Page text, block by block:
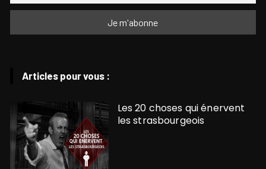
Articles pour vous :
Les 20 choses qui énervent
les strasbourgeois